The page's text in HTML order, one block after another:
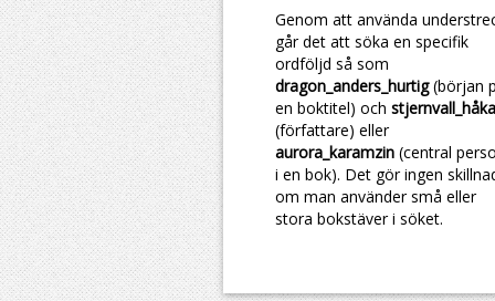
Genom att använda
går det att söka en specifik
ordföljd så som
dragon_anders_hurtig(början
en boktitel) och
(författare) eller
aurora_karamzin (central
i en bok). Det gör ingen
om man använder små eller
stora bokstäver i söket.